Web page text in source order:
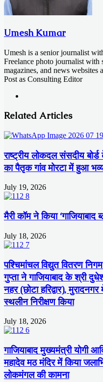
Umesh Kumar
Umesh is a senior journalist
Freelance photo journalist with
magazines, and news
Post as Consulting Editor
Related Articles
राष्ट्रीय लोकदल संसदीय
का पैतृक गांव मोरटा में हुआ
July 19, 2026
मैरी कॉम ने किया
July 18, 2026
पश्चिमांचल विद्युत वितरण
गुप्ता ने गाजियाबाद के श्री
नहर (छोटा हरिद्वार),
स्थलीन निरीक्षण किया
July 18, 2026
गाजियाबाद मुख्यमंत्री योगी
महादेव मठ मंदिर में किया
लोकमंगल की कामना